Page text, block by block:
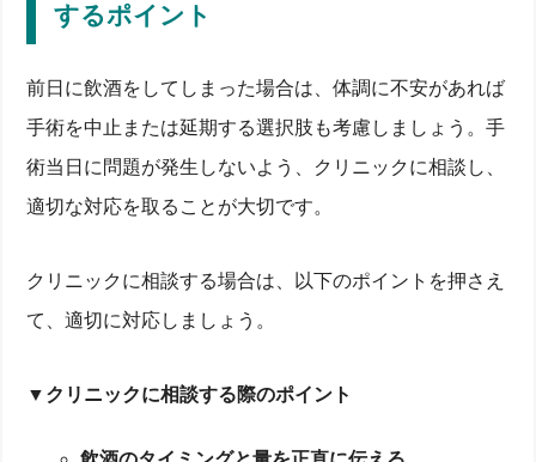
するポイント
前日に飲酒をしてしまった場合は、体調に不安があれば
手術を中止または延期する選択肢も考慮しましょう。手
術当日に問題が発生しないよう、クリニックに相談し、
適切な対応を取ることが大切です。
クリニックに相談する場合は、以下のポイントを押さえ
て、適切に対応しましょう。
▼クリニックに相談する際のポイント
レーシック手術前日に飲酒するとどうなる？体への影
手術前の飲酒が体に及ぼす影響とは？
クリニックが手術前の飲酒を禁止する理由
レーシック手術前に避けるべき行動と健康管理のポ
レーシック手術後の飲酒はいつからOK？